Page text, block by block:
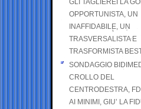
GLI TAGLIEREI LA
OPPORTUNISTA, UN
INAFFIDABILE, UN
TRASVERSALISTA E
TRASFORMISTA
SONDAGGIO
CROLLO DEL
CENTRODESTRA,
AI MINIMI, GIU’ LA